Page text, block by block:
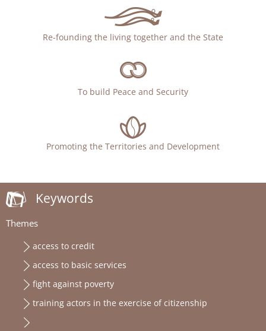
Re-founding the living together and the State
To build Peace and Security
Promoting the Territories and Development
Keywords
Themes
access to credit
access to basic services
fight against poverty
training actors in the exercise of citizenship